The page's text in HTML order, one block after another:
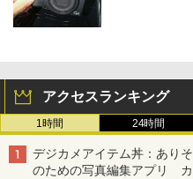
アクセスランキング
1時間 24時間
デジカメアイテム丼：あり
のための写真編集アプリ カ